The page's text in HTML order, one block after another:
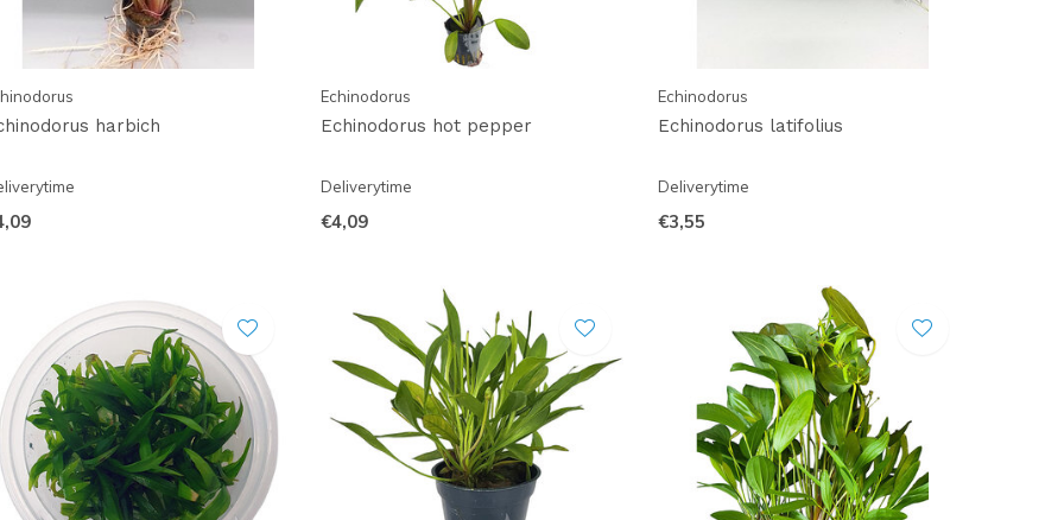
harbich
Echinodorus
Echinodorus hot pepper
Deliverytime
€4,09
Echinodorus
Echinodorus latifolius
Deliverytime
€3,55